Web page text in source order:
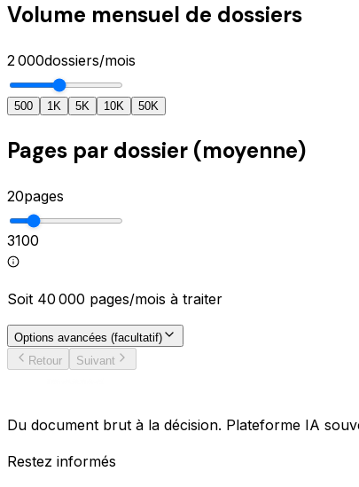
Volume mensuel de dossiers
2 000dossiers/mois
500 1K 5K 10K 50K
Pages par dossier (moyenne)
20pages
3100
Soit 40 000 pages/mois à traiter
Options avancées (facultatif)
Retour
Suivant
Du document brut à la décision. Plateforme IA
Restez informés